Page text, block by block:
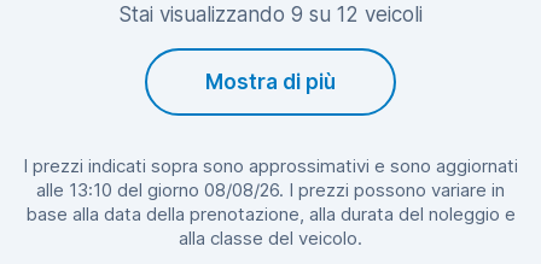
Stai visualizzando 9 su 12 veicoli
Mostra di più
I prezzi indicati sopra sono approssimativi e sono aggiornati
alle 13:10 del giorno 08/08/26. I prezzi possono variare in
base alla data della prenotazione, alla durata del noleggio e
alla classe del veicolo.